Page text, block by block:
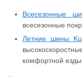
Всесезонные
всесезонные
Летние шины
комфортной